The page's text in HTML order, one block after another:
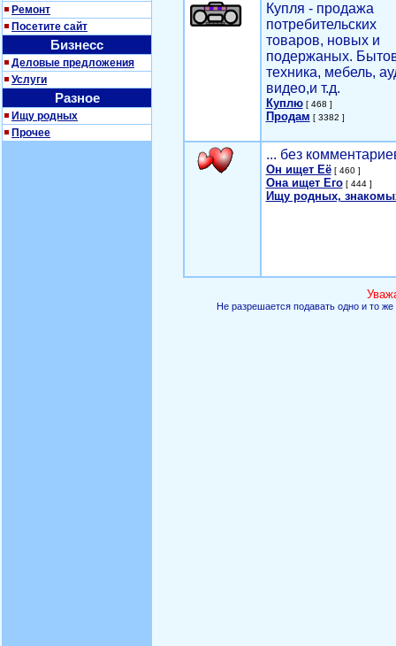
Ремонт
Посетите сайт
Бизнесс
Деловые предложения
Услуги
Разное
Ищу родных
Прочее
Купля - продажа
потребительских
товаров, новых и
подержаных.
техника, мебель,
видео,и т.д.
Куплю[ 468 ]
Продам [ 3382 ]
... без
Он ищет Её[ 460 ]
Она ищет Его[ 444 ]
Ищу родных,
Не разрешается подавать одно и то